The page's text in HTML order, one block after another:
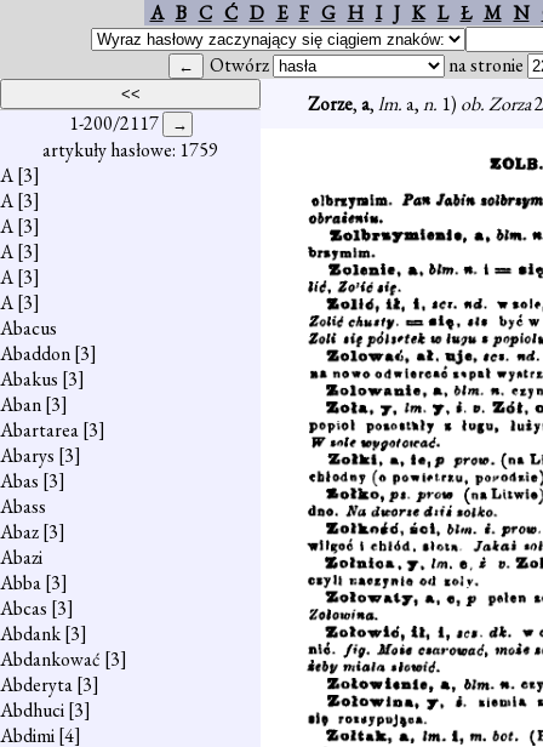
A B C Ć D E F G H I J K L Ł M N
Otwórz na stronie
1-200/2117
artykuły hasłowe: 1759
A[3]
A[3]
A[3]
A[3]
A[3]
A[3]
Abacus
Abaddon[3]
Abakus [3]
Aban[3]
Abartarea[3]
Abarys [3]
Abas [3]
Abass
Abaz[3]
Abazi
Abba[3]
Abcas [3]
Abdank[3]
Abdankować [3]
Abderyta[3]
Abdhuci[3]
Abdimi[4]
Zorze,a,lm.a,n. 1) ob. Zorza